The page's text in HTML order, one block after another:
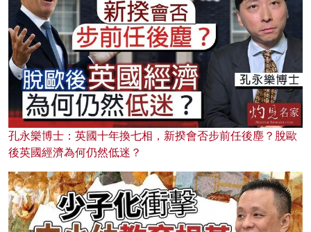
孔永樂博士：英國十年換七相，新揆會否步前任後塵？脫歐
後英國經濟為何仍然低迷？